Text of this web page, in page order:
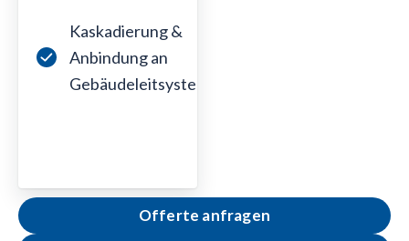
Kaskadierung &
Anbindung an
Gebäudeleitsysteme
Offerte anfragen